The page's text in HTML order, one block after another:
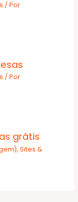
/ Por
/ Por
grátis
, Sites &